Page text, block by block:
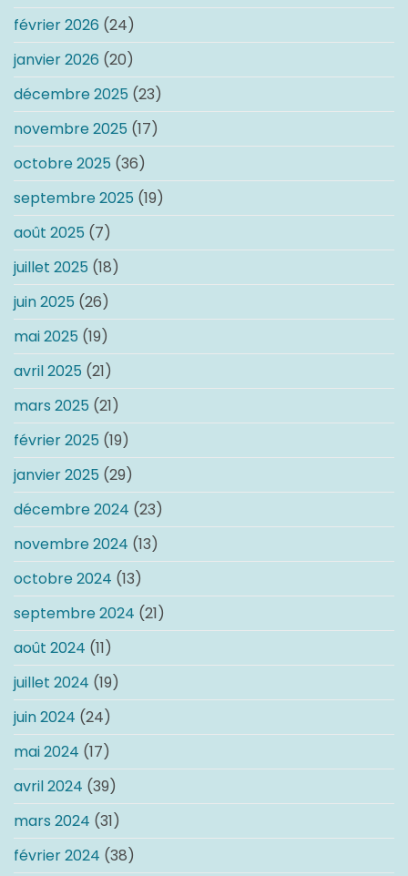
février 2026 (24)
janvier 2026 (20)
décembre 2025 (23)
novembre 2025 (17)
octobre 2025 (36)
septembre 2025 (19)
août 2025 (7)
juillet 2025 (18)
juin 2025 (26)
mai 2025 (19)
avril 2025 (21)
mars 2025 (21)
février 2025 (19)
janvier 2025 (29)
décembre 2024 (23)
novembre 2024 (13)
octobre 2024 (13)
septembre 2024 (21)
août 2024 (11)
juillet 2024 (19)
juin 2024 (24)
mai 2024 (17)
avril 2024 (39)
mars 2024 (31)
février 2024 (38)